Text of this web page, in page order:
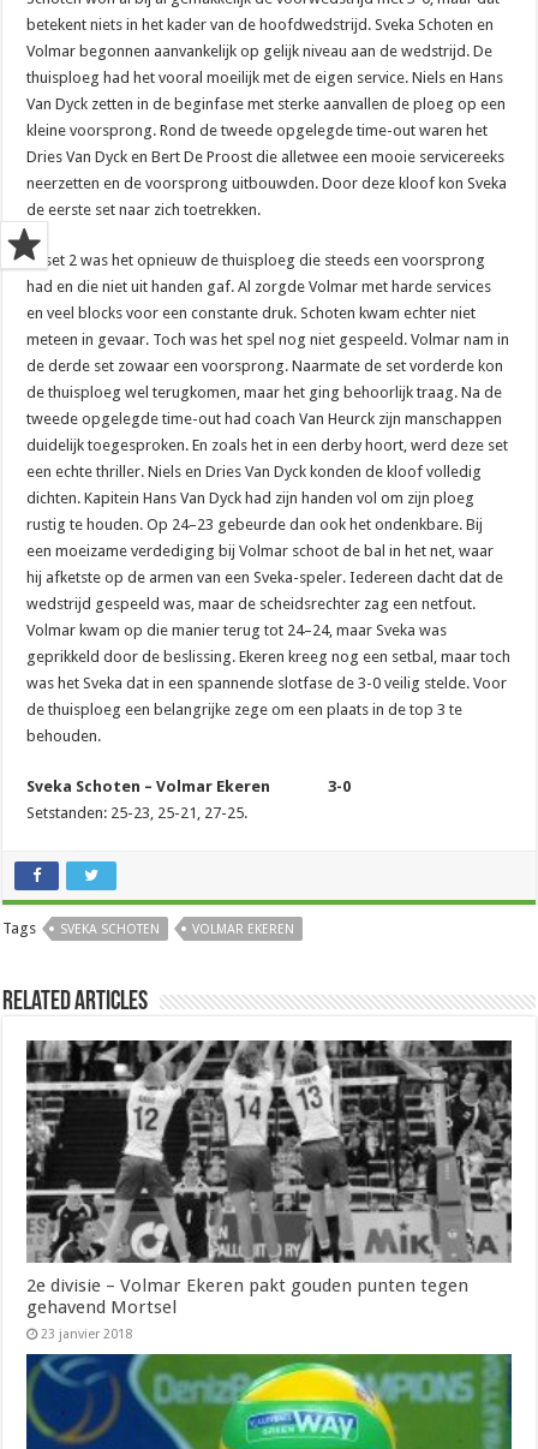
betekent niets in het kader van de hoofdwedstrijd. Sveka Schoten en
Volmar begonnen aanvankelijk op gelijk niveau aan de wedstrijd. De
thuisploeg had het vooral moeilijk met de eigen service. Niels en Hans
Van Dyck zetten in de beginfase met sterke aanvallen de ploeg op een
kleine voorsprong. Rond de tweede opgelegde time-out waren het
Dries Van Dyck en Bert De Proost die alletwee een mooie servicereeks
neerzetten en de voorsprong uitbouwden. Door deze kloof kon Sveka
de eerste set naar zich toetrekken.
In set 2 was het opnieuw de thuisploeg die steeds een voorsprong
had en die niet uit handen gaf. Al zorgde Volmar met harde services
en veel blocks voor een constante druk. Schoten kwam echter niet
meteen in gevaar. Toch was het spel nog niet gespeeld. Volmar nam in
de derde set zowaar een voorsprong. Naarmate de set vorderde kon
de thuisploeg wel terugkomen, maar het ging behoorlijk traag. Na de
tweede opgelegde time-out had coach Van Heurck zijn manschappen
duidelijk toegesproken. En zoals het in een derby hoort, werd deze set
een echte thriller. Niels en Dries Van Dyck konden de kloof volledig
dichten. Kapitein Hans Van Dyck had zijn handen vol om zijn ploeg
rustig te houden. Op 24–23 gebeurde dan ook het ondenkbare. Bij
een moeizame verdediging bij Volmar schoot de bal in het net, waar
hij afketste op de armen van een Sveka-speler. Iedereen dacht dat de
wedstrijd gespeeld was, maar de scheidsrechter zag een netfout.
Volmar kwam op die manier terug tot 24–24, maar Sveka was
geprikkeld door de beslissing. Ekeren kreeg nog een setbal, maar toch
was het Sveka dat in een spannende slotfase de 3-0 veilig stelde. Voor
de thuisploeg een belangrijke zege om een plaats in de top 3 te
behouden.
Sveka Schoten – Volmar Ekeren 3-0
Setstanden: 25-23, 25-21, 27-25.
Tags SVEKA SCHOTEN VOLMAR EKEREN
Related Articles
2e divisie – Volmar Ekeren pakt gouden punten tegen
gehavend Mortsel
23 janvier 2018